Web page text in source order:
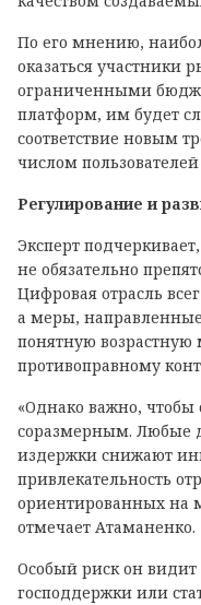
По его мнению,
оказаться
ограниченными
платформ, им будет
соответствие новым
числом
Регулирование и
Эксперт
не обязательно
Цифровая отрасль
а меры,
понятную возрастную
противоправному
«Однако важно, чтобы
соразмерным. Любые
издержки снижают
привлекательность
ориентированных на
отмечает Атаманенко.
Особый риск он
господдержки или